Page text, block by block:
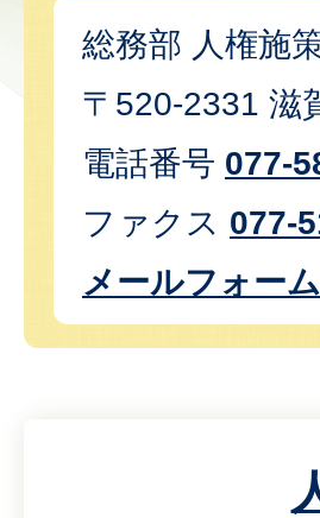
総務部 人権施
〒520-2331 滋
電話番号 077-
ファクス 077-
メールフォー